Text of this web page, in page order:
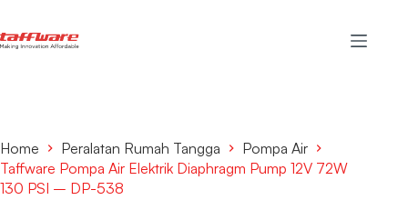
Home Peralatan Rumah Tangga
Pompa Air
Taffware Pompa Air Elektrik Diaphragm Pump 12V 72W
130 PSI – DP-538